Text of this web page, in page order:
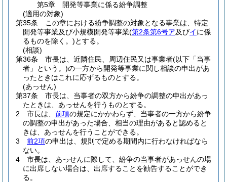
第5章
開発等事業に係る紛争調整
(適用の対象)
第35条
この章における紛争調整の対象となる事業は、特定
開発等事業及び小規模開発等事業(第2条第6号ア及びイに係
るものを除く。)とする。
(相談)
第36条
市長は、近隣住民、周辺住民又は事業者(以下「当事
者」という。)の一方から開発等事業に関し相談の申出があ
ったときはこれに応ずるものとする。
(あっせん)
第37条
市長は、当事者の双方から紛争の調整の申出があっ
たときは、あっせんを行うものとする。
2
市長は、 前項の規定にかかわらず、当事者の一方から紛争
の調整の申出があった場合、相当の理由があると認めると
きは、あっせんを行うことができる。
3
前2項の申出は、規則で定める期間内に行わなければなら
ない。
4
市長は、あっせんに際して、紛争の当事者があっせんの場
に出席しない場合は、出席することを勧告することができ
る。